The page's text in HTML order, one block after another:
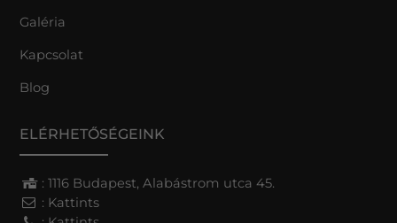
Galéria
Kapcsolat
Blog
ELÉRHETŐSÉGEINK
: 1116 Budapest, Alabástrom utca 45.
: Kattints